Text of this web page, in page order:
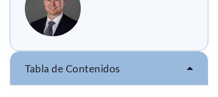
Tabla de Contenidos